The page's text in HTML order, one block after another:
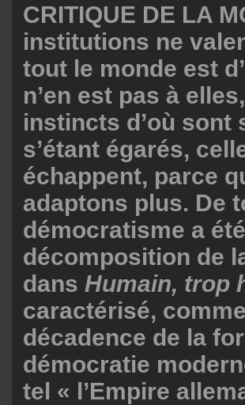
CRITIQUE DE LA
institutions ne
tout le monde est
n’en est pas à
instincts d’où
s’étant égarés,
échappent, parce
adaptons plus. De
démocratisme a
décomposition de
dans Humain, trop
caractérisé,
décadence de la
démocratie
tel « l’Empire